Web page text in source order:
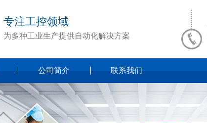
专注工控领域
为多种工业生产提供自动化解决方案
公司简介 联系我们